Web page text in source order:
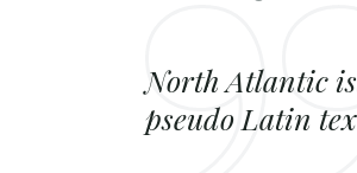
North Atlantic
pseudo Latin